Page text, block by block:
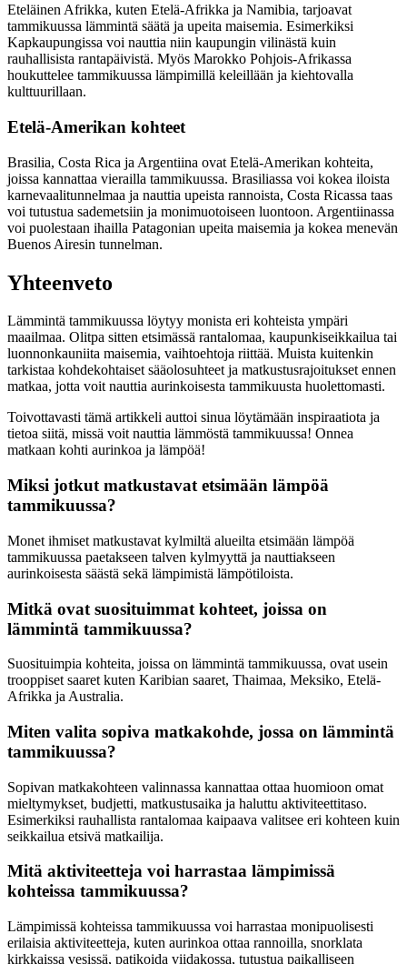
Eteläinen Afrikka, kuten Etelä-Afrikka ja Namibia, tarjoavat
tammikuussa lämmintä säätä ja upeita maisemia. Esimerkiksi
Kapkaupungissa voi nauttia niin kaupungin vilinästä kuin
rauhallisista rantapäivistä. Myös Marokko Pohjois-Afrikassa
houkuttelee tammikuussa lämpimillä keleillään ja kiehtovalla
kulttuurillaan.
Etelä-Amerikan kohteet
Brasilia, Costa Rica ja Argentiina ovat Etelä-Amerikan kohteita,
joissa kannattaa vierailla tammikuussa. Brasiliassa voi kokea iloista
karnevaalitunnelmaa ja nauttia upeista rannoista, Costa Ricassa taas
voi tutustua sademetsiin ja monimuotoiseen luontoon. Argentiinassa
voi puolestaan ihailla Patagonian upeita maisemia ja kokea menevän
Buenos Airesin tunnelman.
Yhteenveto
Lämmintä tammikuussa löytyy monista eri kohteista ympäri
maailmaa. Olitpa sitten etsimässä rantalomaa, kaupunkiseikkailua tai
luonnonkauniita maisemia, vaihtoehtoja riittää. Muista kuitenkin
tarkistaa kohdekohtaiset sääolosuhteet ja matkustusrajoitukset ennen
matkaa, jotta voit nauttia aurinkoisesta tammikuusta huolettomasti.
Toivottavasti tämä artikkeli auttoi sinua löytämään inspiraatiota ja
tietoa siitä, missä voit nauttia lämmöstä tammikuussa! Onnea
matkaan kohti aurinkoa ja lämpöä!
Miksi jotkut matkustavat etsimään lämpöä
tammikuussa?
Monet ihmiset matkustavat kylmiltä alueilta etsimään lämpöä
tammikuussa paetakseen talven kylmyyttä ja nauttiakseen
aurinkoisesta säästä sekä lämpimistä lämpötiloista.
Mitkä ovat suosituimmat kohteet, joissa on
lämmintä tammikuussa?
Suosituimpia kohteita, joissa on lämmintä tammikuussa, ovat usein
trooppiset saaret kuten Karibian saaret, Thaimaa, Meksiko, Etelä-
Afrikka ja Australia.
Miten valita sopiva matkakohde, jossa on lämmintä
tammikuussa?
Sopivan matkakohteen valinnassa kannattaa ottaa huomioon omat
mieltymykset, budjetti, matkustusaika ja haluttu aktiviteettitaso.
Esimerkiksi rauhallista rantalomaa kaipaava valitsee eri kohteen kuin
seikkailua etsivä matkailija.
Mitä aktiviteetteja voi harrastaa lämpimissä
kohteissa tammikuussa?
Lämpimissä kohteissa tammikuussa voi harrastaa monipuolisesti
erilaisia aktiviteetteja, kuten aurinkoa ottaa rannoilla, snorklata
kirkkaissa vesissä, patikoida viidakossa, tutustua paikalliseen